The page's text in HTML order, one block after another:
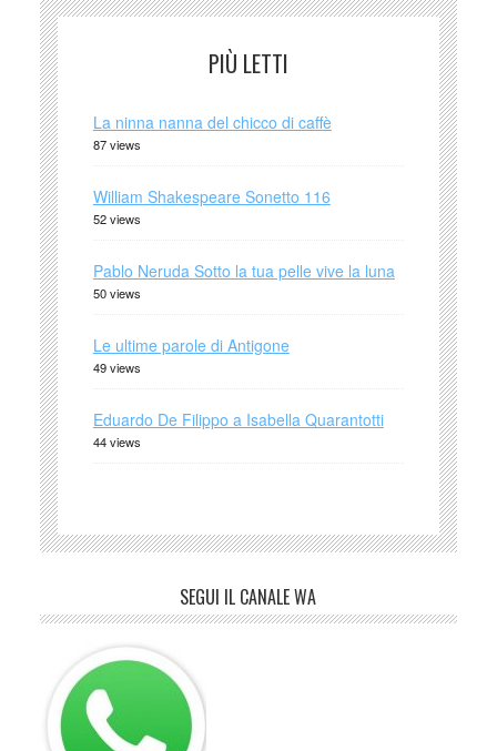
PIÙ LETTI
La ninna nanna del chicco di caffè
87 views
William Shakespeare Sonetto 116
52 views
Pablo Neruda Sotto la tua pelle vive la luna
50 views
Le ultime parole di Antigone
49 views
Eduardo De Filippo a Isabella Quarantotti
44 views
SEGUI IL CANALE WA